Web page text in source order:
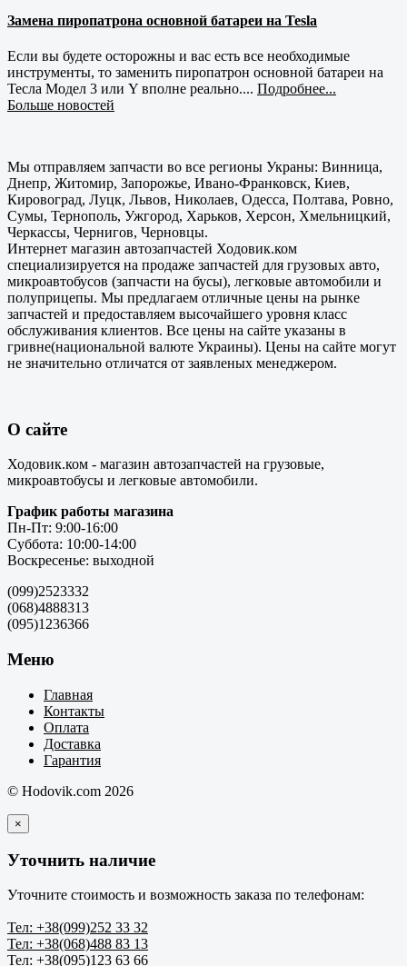
Замена пиропатрона основной батареи на Tesla
Если вы будете осторожны и вас есть все необходимые
инструменты, то заменить пиропатрон основной батареи на
Тесла Модел 3 или Y вполне реально.... Подробнее...
Больше новостей
Мы отправляем запчасти во все регионы Украны: Винница,
Днепр, Житомир, Запорожье, Ивано-Франковск, Киев,
Кировоград, Луцк, Львов, Николаев, Одесса, Полтава, Ровно,
Сумы, Тернополь, Ужгород, Харьков, Херсон, Хмельницкий,
Черкассы, Чернигов, Черновцы.
Интернет магазин автозапчастей Ходовик.ком
специализируется на продаже запчастей для грузовых авто,
микроавтобусов (запчасти на бусы), легковые автомобили и
полуприцепы. Мы предлагаем отличные цены на рынке
запчастей и предоставляем высочайшего уровня класс
обслуживания клиентов. Все цены на сайте указаны в
гривне(национальной валюте Украины). Цены на сайте могут
не значительно отличатся от заявленых менеджером.
О сайте
Ходовик.ком - магазин автозапчастей на грузовые,
микроавтобусы и легковые автомобили.
График работы магазина
Пн-Пт: 9:00-16:00
Суббота: 10:00-14:00
Воскресенье: выходной
(099)2523332
(068)4888313
(095)1236366
Меню
Главная
Контакты
Оплата
Доставка
Гарантия
© Hodovik.com 2026
×
Уточнить наличие
Уточните стоимость и возможность заказа по телефонам:
Тел: +38(099)252 33 32
Тел: +38(068)488 83 13
Тел: +38(095)123 63 66